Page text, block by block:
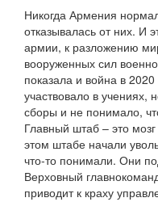
Никогда Армения
отказывалась от них. И
армии, к разложению
вооруженных сил
показала и война в
участвовало в
сборы и не понимало,
Главный штаб – это
этом штабе начали
что-то понимали. Они
Верховный
приводит к краху